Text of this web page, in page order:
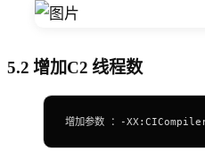
5.2 增加C2 线程数
增加参数 ：-